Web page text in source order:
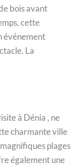
bois avant
cette
événement
La
à Dénia , ne
charmante ville
plages
également une